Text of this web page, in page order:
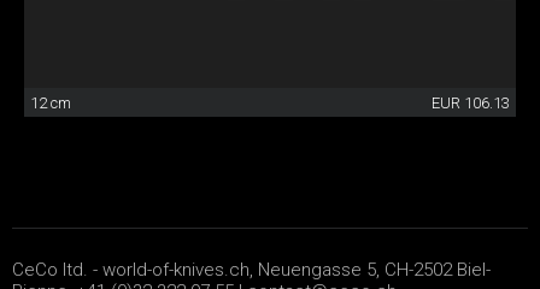
12 cm EUR 106.13
CeCo ltd. - world-of-knives.ch, Neuengasse 5, CH-2502 Biel-